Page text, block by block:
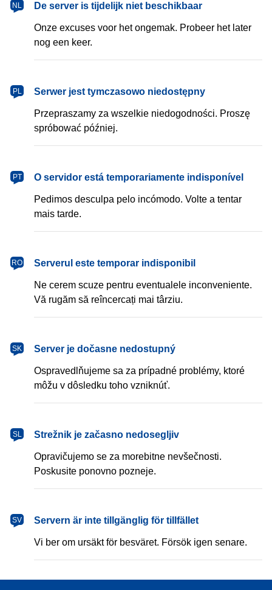
NL De server is tijdelijk niet beschikbaar
Onze excuses voor het ongemak. Probeer het later
nog een keer.
PL Serwer jest tymczasowo niedostępny
Przepraszamy za wszelkie niedogodności. Proszę
spróbować później.
PT O servidor está temporariamente indisponível
Pedimos desculpa pelo incómodo. Volte a tentar
mais tarde.
RO Serverul este temporar indisponibil
Ne cerem scuze pentru eventualele inconveniente.
Vă rugăm să reîncercați mai târziu.
SK Server je dočasne nedostupný
Ospravedlňujeme sa za prípadné problémy, ktoré
môžu v dôsledku toho vzniknúť.
SL Strežnik je začasno nedosegljiv
Opravičujemo se za morebitne nevšečnosti.
Poskusite ponovno pozneje.
SV Servern är inte tillgänglig för tillfället
Vi ber om ursäkt för besväret. Försök igen senare.